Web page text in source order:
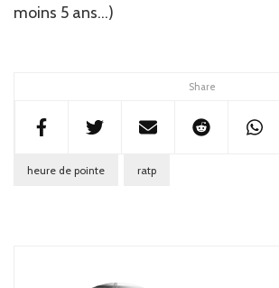
Share
moins 5 ans…)
heure de pointe ratp